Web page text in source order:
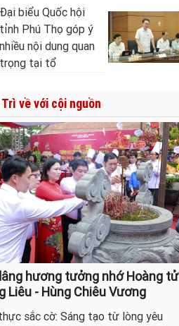
Đại biểu Quốc hội
tỉnh Phú Thọ góp ý
nhiều nội dung quan
trọng tại tổ
về với cội nguồn
hương tưởng nhớ Hoàng tử
Liêu - Hùng Chiêu Vương
sắc cờ: Sáng tạo từ lòng yêu